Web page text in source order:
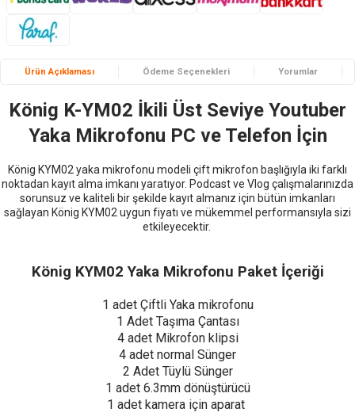
Ürün Açıklaması Ödeme Seçenekleri Yorumlar
König K-YM02 İkili Üst Seviye Youtuber
Yaka Mikrofonu PC ve Telefon İçin
König KYM02 yaka mikrofonu modeli çift mikrofon başlığıyla iki farklı
noktadan kayıt alma imkanı yaratıyor. Podcast ve Vlog çalışmalarınızda
sorunsuz ve kaliteli bir şekilde kayıt almanız için bütün imkanları
sağlayan König KYM02 uygun fiyatı ve mükemmel performansıyla sizi
etkileyecektir.
König KYM02 Yaka Mikrofonu Paket İçeriği
1 adet Çiftli Yaka mikrofonu
1 Adet Taşıma Çantası
4 adet Mikrofon klipsi
4 adet normal Sünger
2 Adet Tüylü Sünger
1 adet 6.3mm dönüştürücü
1 adet kamera için aparat